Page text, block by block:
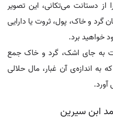
دستانت می‌تکانی، این تصویر
گرد و خاک، پول، ثروت یا دارایی
خواهید برد.
به جای اشک، گرد و خاک جمع
اندازه‌ی آن غبار، مال حلالی
ابن سیرین